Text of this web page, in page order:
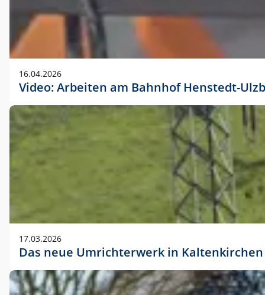
16.04.2026
Video: Arbeiten am Bahnhof Henstedt-
17.03.2026
Das neue Umrichterwerk in Kaltenkirchen